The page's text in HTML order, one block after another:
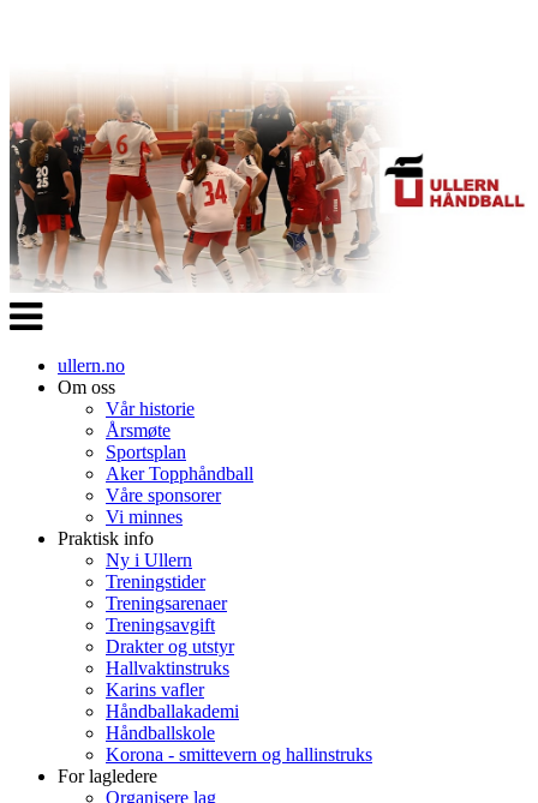
Veksle
navigasjon
ullern.no
Om oss
Vår historie
Årsmøte
Sportsplan
Aker Topphåndball
Våre sponsorer
Vi minnes
Praktisk info
Ny i Ullern
Treningstider
Treningsarenaer
Treningsavgift
Drakter og utstyr
Hallvaktinstruks
Karins vafler
Håndballakademi
Håndballskole
Korona - smittevern og hallinstruks
For lagledere
Organisere lag